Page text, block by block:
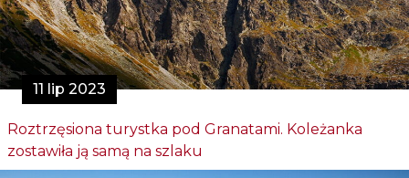
11 lip 2023
Roztrzęsiona turystka pod Granatami. Koleżanka
zostawiła ją samą na szlaku